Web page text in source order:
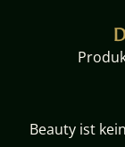
Beauty ist